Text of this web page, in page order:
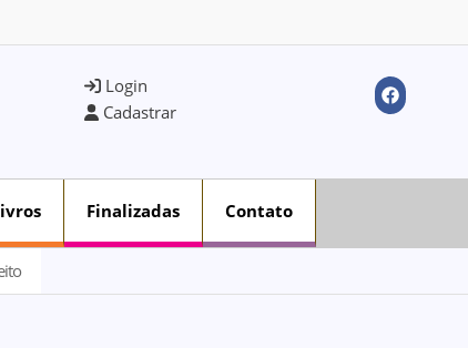
Login
Cadastrar
Finalizadas Contato